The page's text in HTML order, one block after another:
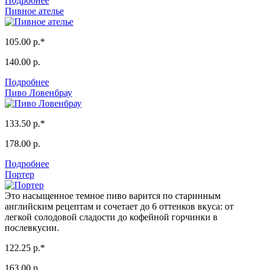
Пивное ателье
105.00 р.*
140.00 р.
Подробнее
Пиво Ловенбрау
133.50 р.*
178.00 р.
Подробнее
Портер
Это насыщенное темное пиво варится по старинным
английским рецептам и сочетает до 6 оттенков вкуса: от
легкой солодовой сладости до кофейной горчинки в
послевкусии.
122.25 р.*
163.00 р.